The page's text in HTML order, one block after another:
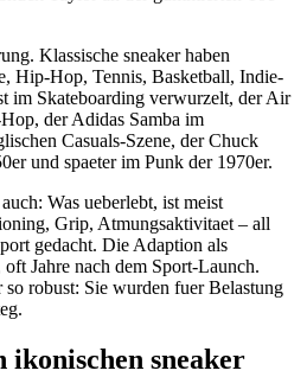
Klassische sneaker haben
Hip-Hop, Tennis, Basketball, Indie-
im Skateboarding verwurzelt, der Air
der Adidas Samba im
Casuals-Szene, der Chuck
und spaeter im Punk der 1970er.
Was ueberlebt, ist meist
Grip, Atmungsaktivitaet – all
gedacht. Die Adaption als
Jahre nach dem Sport-Launch.
so robust: Sie wurden fuer Belastung
ikonischen sneaker